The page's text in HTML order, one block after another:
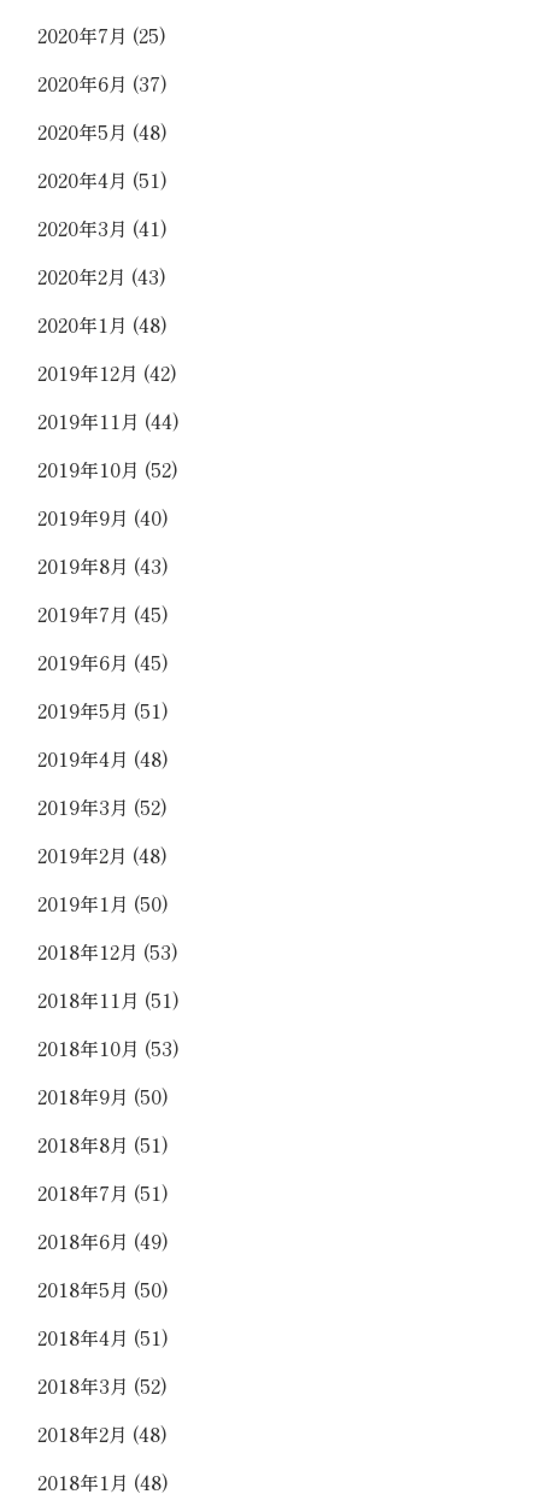
2020年7月 (25)
2020年6月 (37)
2020年5月 (48)
2020年4月 (51)
2020年3月 (41)
2020年2月 (43)
2020年1月 (48)
2019年12月 (42)
2019年11月 (44)
2019年10月 (52)
2019年9月 (40)
2019年8月 (43)
2019年7月 (45)
2019年6月 (45)
2019年5月 (51)
2019年4月 (48)
2019年3月 (52)
2019年2月 (48)
2019年1月 (50)
2018年12月 (53)
2018年11月 (51)
2018年10月 (53)
2018年9月 (50)
2018年8月 (51)
2018年7月 (51)
2018年6月 (49)
2018年5月 (50)
2018年4月 (51)
2018年3月 (52)
2018年2月 (48)
2018年1月 (48)